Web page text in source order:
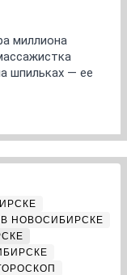
миллиона
шпильках — ее
НОВОСИБИРСКЕ